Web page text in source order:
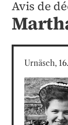
Avis de
Urnäsch,